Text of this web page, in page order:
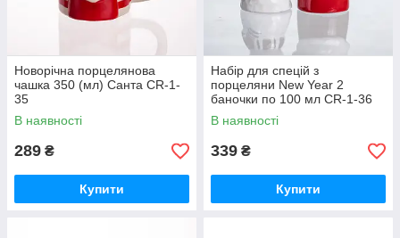
Новорічна порцелянова
чашка 350 (мл) Санта CR-1-
35
В наявності
289 ₴
Купити
Набір для спецій з
порцеляни New Year 2
баночки по 100 мл CR-1-36
В наявності
339 ₴
Купити